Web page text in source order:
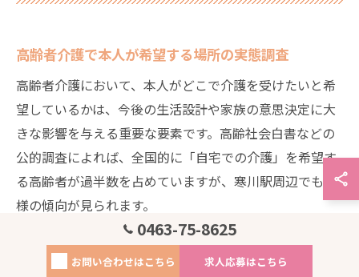
高齢者介護で本人が希望する場所の実態調査
高齢者介護において、本人がどこで介護を受けたいと希
望しているかは、今後の生活設計や家族の意思決定に大
きな影響を与える重要な要素です。高齢社会白書などの
公的調査によれば、全国的に「自宅での介護」を希望す
る高齢者が過半数を占めていますが、寒川駅周辺でも同
様の傾向が見られます。
具体的には、寒川町内の高齢者を対象としたアンケート
や地域包括支援センターのヒアリング結果から、約6割
0463-75-8625
お問い合わせはこちら 求人応募はこちら